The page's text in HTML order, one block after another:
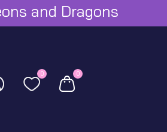
and Dragons
0 0